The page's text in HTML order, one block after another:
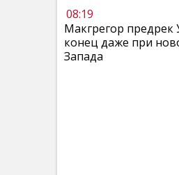
08:19
Макгрегор предрек
конец даже при
Запада